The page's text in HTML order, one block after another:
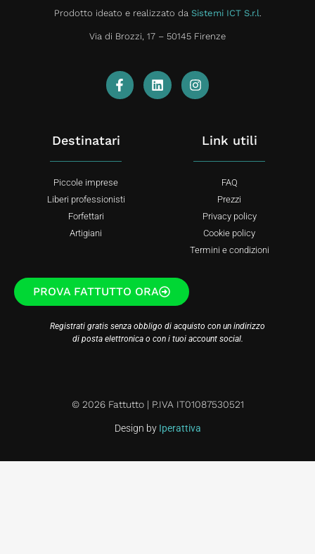
Prodotto ideato e realizzato da Sistemi ICT S.r.l
Via di Brozzi, 17 – 50145 Firenze
Destinatari
Piccole imprese
Liberi professionisti
Forfettari
Artigiani
Link utili
FAQ
Prezzi
Privacy policy
Cookie policy
Termini e condizioni
PROVA FATTUTTO ORA
Registrati gratis senza obbligo di acquisto con un indirizzo
di posta elettronica o con i tuoi account social.
© 2026 Fattutto | P.IVA IT01087530521
Design by Iperattiva